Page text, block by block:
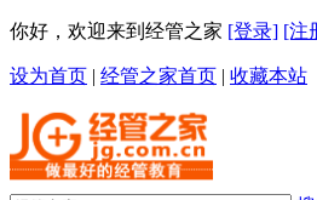
你好，欢迎来到经管之家 [登录] [注
设为首页 | 经管之家首页 | 收藏本站